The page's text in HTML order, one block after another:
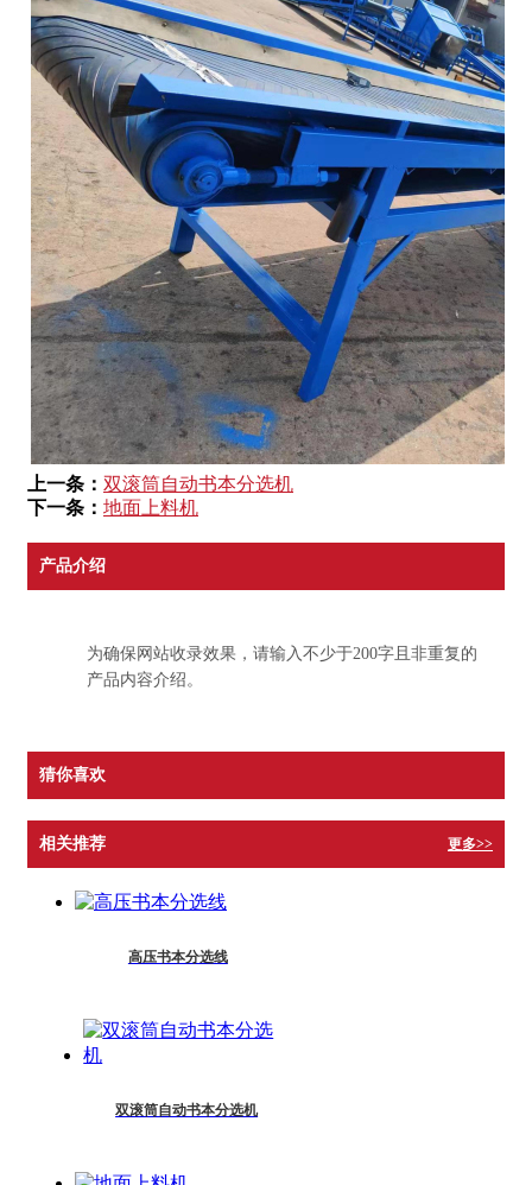
上一条： 双滚筒自动书本分选机
下一条： 地面上料机
产品介绍
为确保网站收录效果，请输入不少于200字且非重复的
产品内容介绍。
猜你喜欢
相关推荐 更多>>
高压书本分选线
双滚筒自动书本分选机